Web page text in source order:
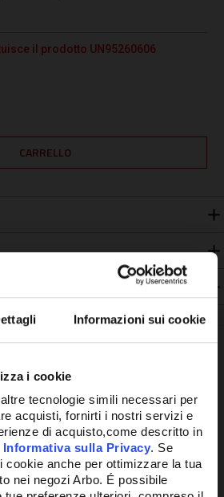
Informazioni sui cookie
i cookie
tecnologie simili necessari per
acquisti, fornirti i nostri servizi e
di acquisto,come descritto in
Informativa sulla Privacy. Se
cookie anche per ottimizzare la tua
nei negozi Arbo. É possibile
il prodotto UN95260606
anche interessarti